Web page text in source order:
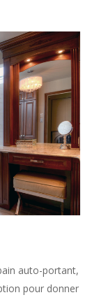
auto-portant,
pour donner